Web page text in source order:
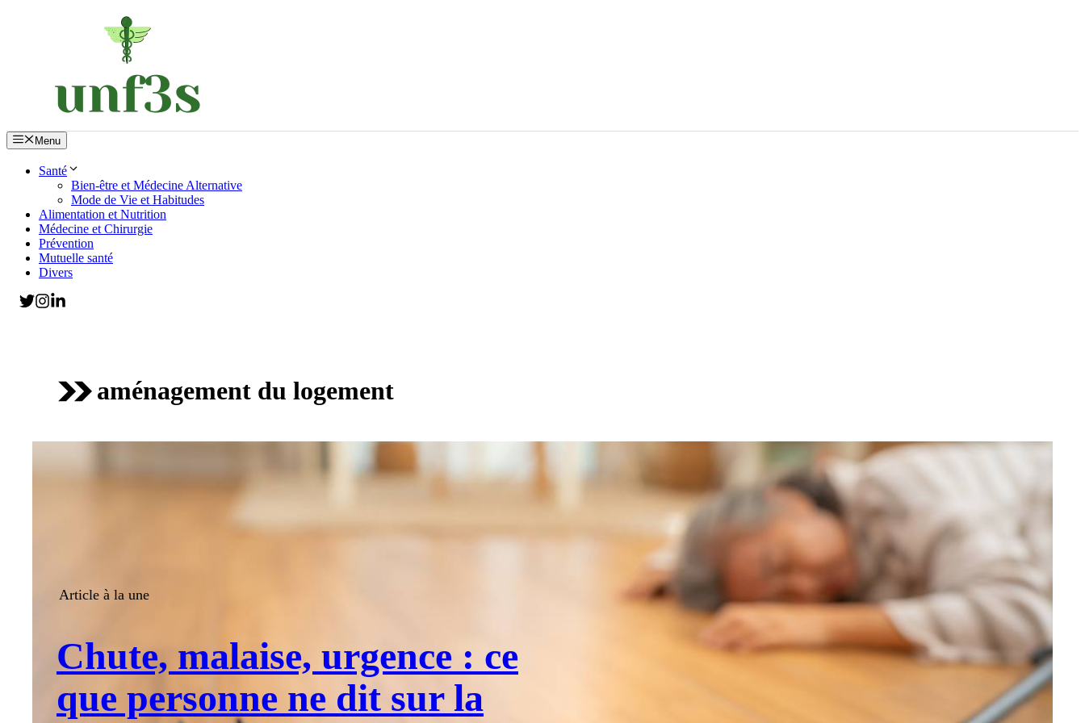
Menu
Santé
Bien-être et Médecine Alternative
Mode de Vie et Habitudes
Alimentation et Nutrition
Médecine et Chirurgie
Prévention
Mutuelle santé
Divers
aménagement du logement
Article à la une
Chute, malaise, urgence : ce
que personne ne dit sur la